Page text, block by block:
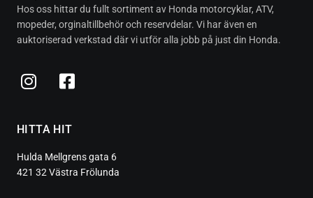
Hos oss hittar du fullt sortiment av Honda motorcyklar, ATV,
mopeder, orginaltillbehör och reservdelar. Vi har även en
auktoriserad verkstad där vi utför alla jobb på just din Honda.
HITTA HIT
Hulda Mellgrens gata 6
421 32 Västra Frölunda